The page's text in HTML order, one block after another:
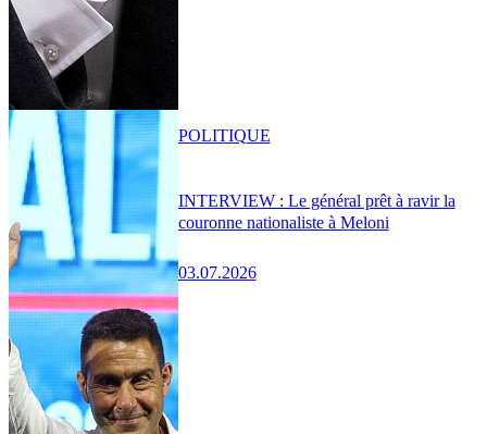
INTERVIEW : Le général prêt à ravir la
couronne nationaliste à Meloni
03.07.2026
POLITIQUE